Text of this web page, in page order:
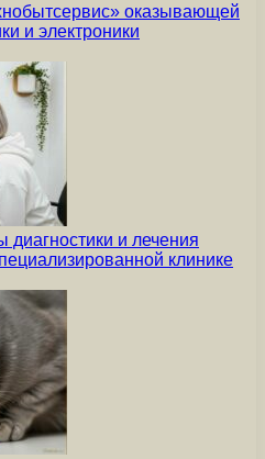
оказывающей
и электроники
и лечения
клинике